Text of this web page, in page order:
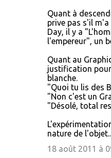
Quant à
prive pas s'il m'a
Day, il y a
l'empereur", un
Quant au
justification
blanche.
"Quoi tu lis des
"Non c'est un
"Désolé, total
nature de
18 août 2011 à